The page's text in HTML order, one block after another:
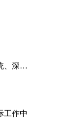
杨亚俊：论坛给港南做了一次全面、系统、深度的体检
工作中